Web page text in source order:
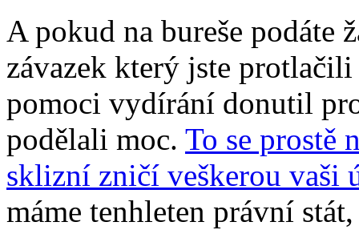
A pokud na bureše podáte
závazek který jste
pomoci vydírání donutil
podělali moc. To se prostě
sklizní zničí veškerou vaši
máme tenhleten právní stát,